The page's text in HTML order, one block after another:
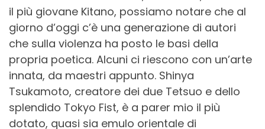
il più giovane Kitano, possiamo notare che al
giorno d’oggi c’è una generazione di autori
che sulla violenza ha posto le basi della
propria poetica. Alcuni ci riescono con un’arte
innata, da maestri appunto. Shinya
Tsukamoto, creatore dei due Tetsuo e dello
splendido Tokyo Fist, è a parer mio il più
dotato, quasi sia emulo orientale di